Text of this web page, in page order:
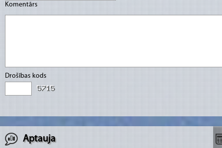
Komentārs
Drošības kods
Aptauja